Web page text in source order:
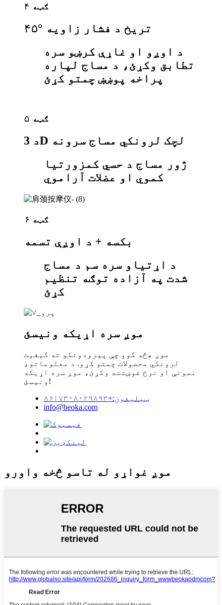
ګټه ۴
۴۵° تریخ د فشار زاویه
د اوږو او غاړې کرښو سره
تطابق وکړئ، د مساج لپاره
پراخه پوښښ چمتو کړئ
ګټه ۵
د 3D لچک لرونکي مساج سرونه
ژور مساج د حسي کمزورتیا
کموي او عضلات آراموي
ګټه ۶
بکسه + د اوږې تسمه
د اړتیاو سره سم د مساج
شدت په آزاده توګه تنظیم
کړئ
موږ سره اړیکه ونیسئ
موږ هڅه کوو چې پیرودونکو ته کیفیت
لرونکي محصولات چمتو کړو. د معلوماتو،
نمونې او نرخ غوښتنه وکړئ، موږ سره اړیکه
ونیسئ!
ټیلیفون:+۸۶۱۷۳۰۸۰۲۹۸۹۳
info@beoka.com
موږ غواړو له تاسو څخه واورو